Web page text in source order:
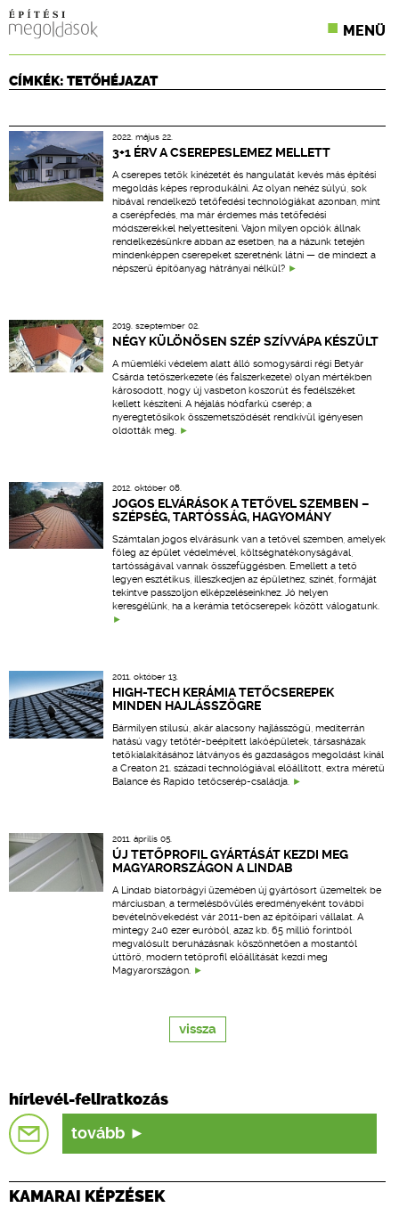
MENÜ
CPR TERMÉKKIÍRÁS
ÉPÍTÉSI JOG
ONLINE KÉPZÉSEK
TERVEZÉSI SEGÉDLETEK
CÍMKÉK: TETŐHÉJAZAT
2022. május 22.
3+1 ÉRV A CSEREPESLEMEZ MELLETT
A cserepes tetők kinézetét és hangulatát kevés más építési
megoldás képes reprodukálni. Az olyan nehéz súlyú, sok
hibával rendelkező tetőfedési technológiákat azonban, mint
a cserépfedés, ma már érdemes más tetőfedési
módszerekkel helyettesíteni. Vajon milyen opciók állnak
rendelkezésünkre abban az esetben, ha a házunk tetején
mindenképpen cserepeket szeretnénk látni — de mindezt a
népszerű építőanyag hátrányai nélkül?
2019. szeptember 02.
NÉGY KÜLÖNÖSEN SZÉP SZÍVVÁPA KÉSZÜLT
A műemléki védelem alatt álló somogysárdi régi Betyár
Csárda tetőszerkezete (és falszerkezete) olyan mértékben
károsodott, hogy új vasbeton koszorút és fedélszéket
kellett készíteni. A héjalás hódfarkú cserép; a
nyeregtetősíkok összemetsződését rendkívül igényesen
oldották meg.
2012. október 08.
JOGOS ELVÁRÁSOK A TETŐVEL SZEMBEN –
SZÉPSÉG, TARTÓSSÁG, HAGYOMÁNY
Számtalan jogos elvárásunk van a tetővel szemben, amelyek
főleg az épület védelmével, költséghatékonyságával,
tartósságával vannak összefüggésben. Emellett a tető
legyen esztétikus, illeszkedjen az épülethez, színét, formáját
tekintve passzoljon elképzeléseinkhez. Jó helyen
keresgélünk, ha a kerámia tetőcserepek között válogatunk.
2011. október 13.
HIGH-TECH KERÁMIA TETŐCSEREPEK
MINDEN HAJLÁSSZÖGRE
Bármilyen stílusú, akár alacsony hajlásszögű, mediterrán
hatású vagy tetőtér-beépített lakóépületek, társasházak
tetőkialakításához látványos és gazdaságos megoldást kínál
a Creaton 21. századi technológiával előállított, extra méretű
Balance és Rapido tetőcserép-családja.
2011. április 05.
ÚJ TETŐPROFIL GYÁRTÁSÁT KEZDI MEG
MAGYARORSZÁGON A LINDAB
A Lindab biatorbágyi üzemében új gyártósort üzemeltek be
márciusban, a termelésbővülés eredményeként további
bevételnövekedést vár 2011-ben az építőipari vállalat. A
mintegy 240 ezer euróból, azaz kb. 65 millió forintból
megvalósult beruházásnak köszönhetően a mostantól
úttörő, modern tetőprofil előállítását kezdi meg
Magyarországon.
vissza
hírlevél-feliratkozás
tovább
KAMARAI KÉPZÉSEK